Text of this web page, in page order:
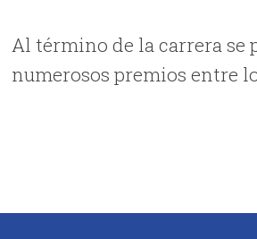
Al término de la carrera se
numerosos premios entre